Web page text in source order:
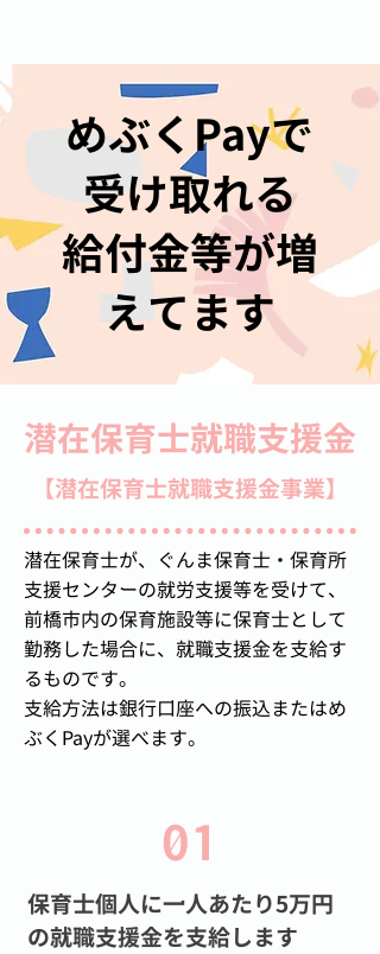
めぶくPayで
受け取れる
給付金等が増
えてます
潜在保育士就職支援金
【潜在保育士就職支援金事業】
潜在保育士が、ぐんま保育士・保育所
支援センターの就労支援等を受けて、
前橋市内の保育施設等に保育士として
勤務した場合に、就職支援金を支給す
るものです。
支給方法は銀行口座への振込またはめ
ぶくPayが選べます。
01
保育士個人に一人あたり5万円
の就職支援金を支給します